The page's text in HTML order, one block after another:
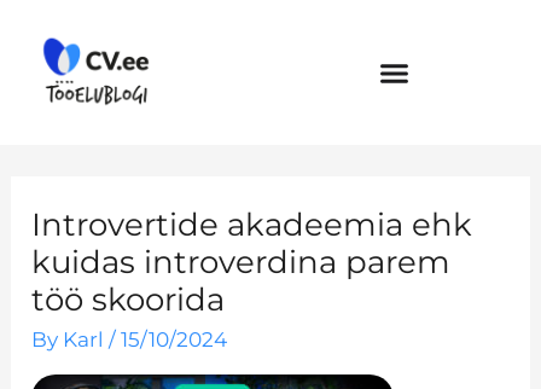
content
Introvertide akadeemia ehk
kuidas introverdina parem
töö skoorida
By Karl/15/10/2024